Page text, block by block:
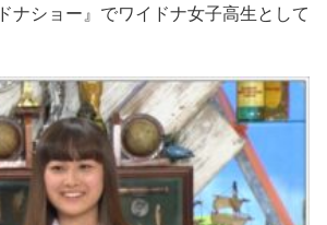
ナショー』でワイドナ女子高生として